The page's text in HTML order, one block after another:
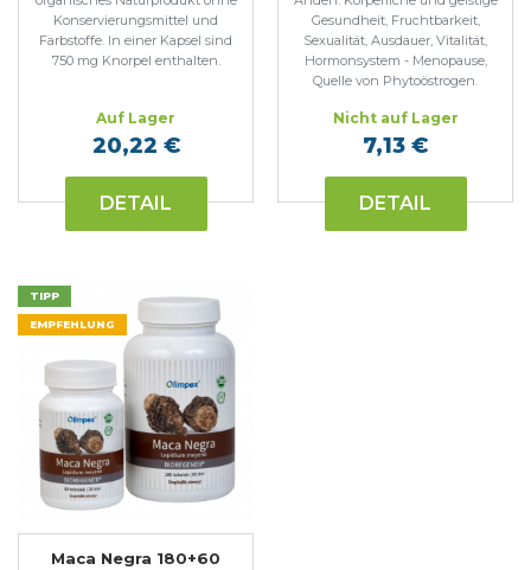
Konservierungsmittel und
Farbstoffe. In einer Kapsel sind
750 mg Knorpel enthalten.
Auf Lager
20,22 €
DETAIL
Gesundheit, Fruchtbarkeit,
Sexualität, Ausdauer, Vitalität,
Hormonsystem - Menopause,
Quelle von Phytoöstrogen.
Nicht auf Lager
7,13 €
DETAIL
TIPP
EMPFEHLUNG
Maca Negra 180+60